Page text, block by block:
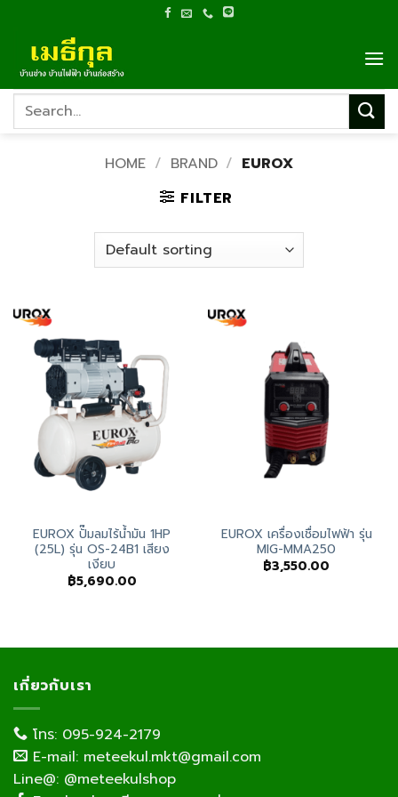
content
Search
HOME / BRAND / EUROX
FILTER
EUROX ปั๊มลมไร้น้ำมัน 1HP
(25L) รุ่น OS-24B1 เสียง
เงียบ
฿5,690.00
EUROX เครื่องเชื่อมไฟฟ้า รุ่น
MIG-MMA250
฿3,550.00
เกี่ยวกับเรา
โทร: 095-924-2179
E-mail: meteekul.mkt@gmail.com
Line@: @meteekulshop